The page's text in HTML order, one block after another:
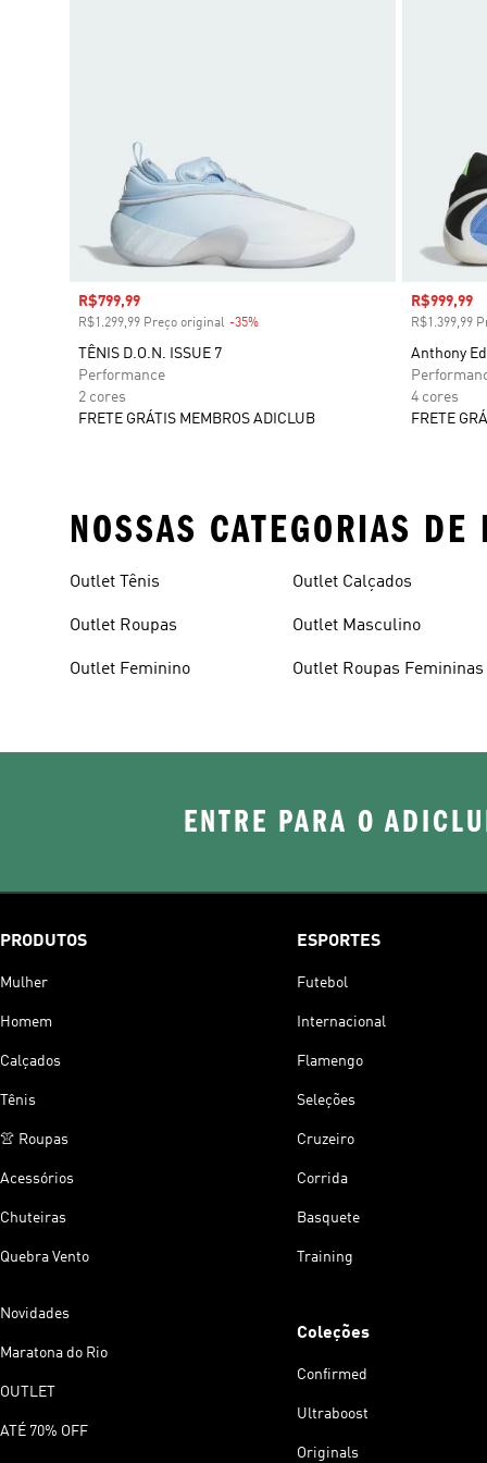
Preço com desconto
R$799,99
R$1.299,99 Preço original -35%
TÊNIS D.O.N. ISSUE 7
Performance
2 cores
FRETE GRÁTIS MEMBROS ADICLUB
Preço
R$999,99
R$1.399,99
Anthony
4 cores
FRETE
NOSSAS CATEGORIAS
Outlet Tênis
Outlet Roupas
Outlet Feminino
Outlet Calçados
Outlet Masculino
Outlet Roupas Femininas
ENTRE PARA O
PRODUTOS
Mulher
Homem
Calçados
Tênis
👚 Roupas
Acessórios
Chuteiras
Quebra Vento
Novidades
Maratona do Rio
OUTLET
ATÉ 70% OFF
ESPORTES
Futebol
Internacional
Flamengo
Seleções
Cruzeiro
Corrida
Basquete
Training
Coleções
Confirmed
Ultraboost
Originals